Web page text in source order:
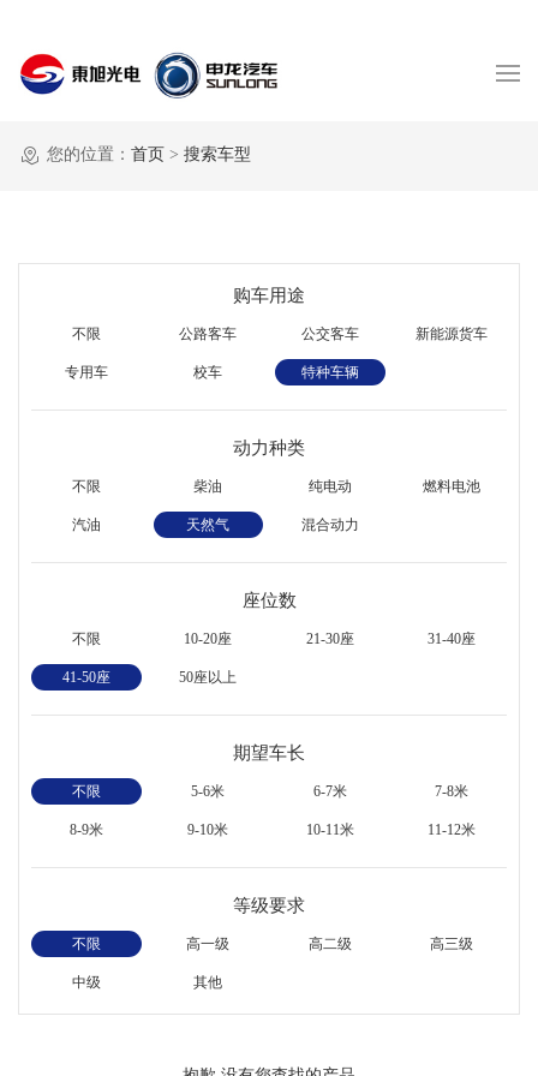
您的位置： 首页 > 搜索车型
购车用途
不限 公路客车 公交客车 新能源货车
专用车 校车 特种车辆
动力种类
不限 柴油 纯电动 燃料电池
汽油 天然气 混合动力
座位数
不限 10-20座 21-30座 31-40座
41-50座 50座以上
期望车长
不限 5-6米 6-7米 7-8米
8-9米 9-10米 10-11米 11-12米
等级要求
不限 高一级 高二级 高三级
中级 其他